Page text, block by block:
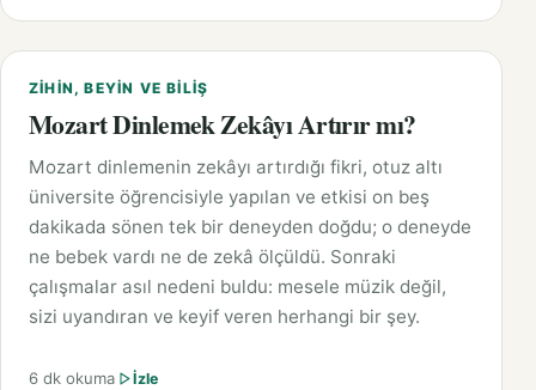
ZIHIN, BEYIN VE BILIŞ
Mozart Dinlemek Zekâyı Artırır mı?
Mozart dinlemenin zekâyı artırdığı fikri, otuz altı
üniversite öğrencisiyle yapılan ve etkisi on beş
dakikada sönen tek bir deneyden doğdu; o deneyde
ne bebek vardı ne de zekâ ölçüldü. Sonraki
çalışmalar asıl nedeni buldu: mesele müzik değil,
sizi uyandıran ve keyif veren herhangi bir şey.
6 dk okuma İzle